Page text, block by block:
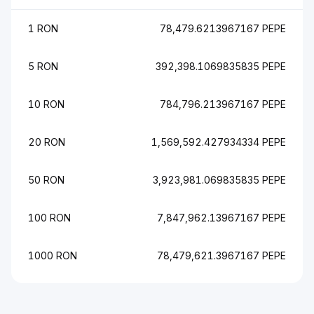
1 RON 78,479.6213967167 PEPE
5 RON 392,398.1069835835 PEPE
10 RON 784,796.213967167 PEPE
20 RON 1,569,592.427934334 PEPE
50 RON 3,923,981.069835835 PEPE
100 RON 7,847,962.13967167 PEPE
1000 RON 78,479,621.3967167 PEPE